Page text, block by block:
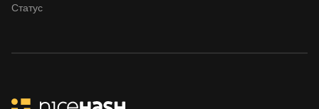
Статус